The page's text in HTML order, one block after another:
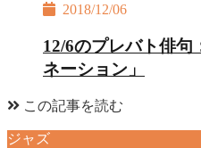
2018/12/06
12/6のプレバト俳句
ネーション」
この記事を読む
ジャズ